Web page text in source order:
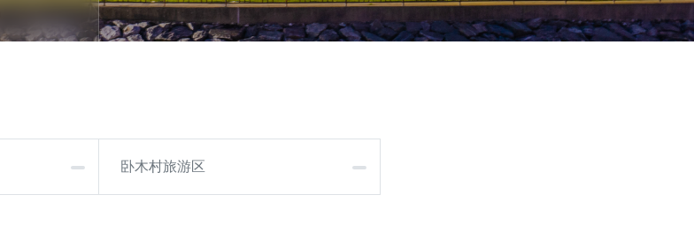
卧木村旅游区